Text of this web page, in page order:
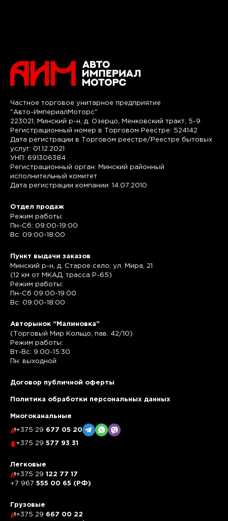
Частное торговое унитарное предприятие
"Авто-ИмпериалМоторс"
223021, Минский р-н, д. Озерцо, Менковский тракт, 5-9
Регистрационный номер в Торговом Реестре: 524142
Дата регистрации в Торговом реестре/Реестре бытовых
услуг: 01.12.2021
УНП: 691306384
Регистрационный орган: Минский районный
исполнительный комитет
Дата регистрации компании: 14.07.2010
Отдел продаж
Режим работы:
Пн-Сб: 09:00-19:00
Вс: 09:00-18:00
Пункт выдачи заказов
Минский р-н, д. Старое село, ул. Мира, 21
(12 км от МКАД, трасса P-65)
Режим работы:
Пн-Сб 09:00-19:00
Вс: 09:00-18:00
Авторынок “Малиновка”
(Торговый Мир Кольцо, пав. 42/10)
Режим работы:
Вт-Вс: 9:00-15:30
Пн: выходной
Договор публичной оферты
Политика обработки персональных данных
Многоканальные
+375 29 677 05 20
+375 29 577 93 31
Легковые
+375 29 122 77 17
+7 967 555 00 65 (РФ)
Грузовые
+375 29 667 00 22